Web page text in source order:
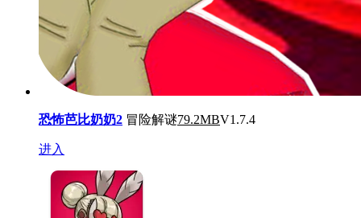
恐怖芭比奶奶2 冒险解谜79.2MBV1.7.4
进入